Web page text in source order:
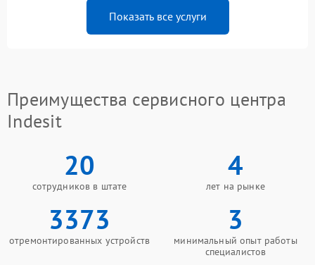
Показать все услуги
Преимущества сервисного центра
Indesit
20
сотрудников в штате
4
лет на рынке
3373
отремонтированных устройств
3
минимальный опыт работы
специалистов